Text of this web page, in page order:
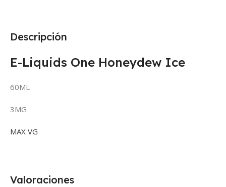
Descripción
E-Liquids One Honeydew Ice
60ML
3MG
MAX VG
Valoraciones